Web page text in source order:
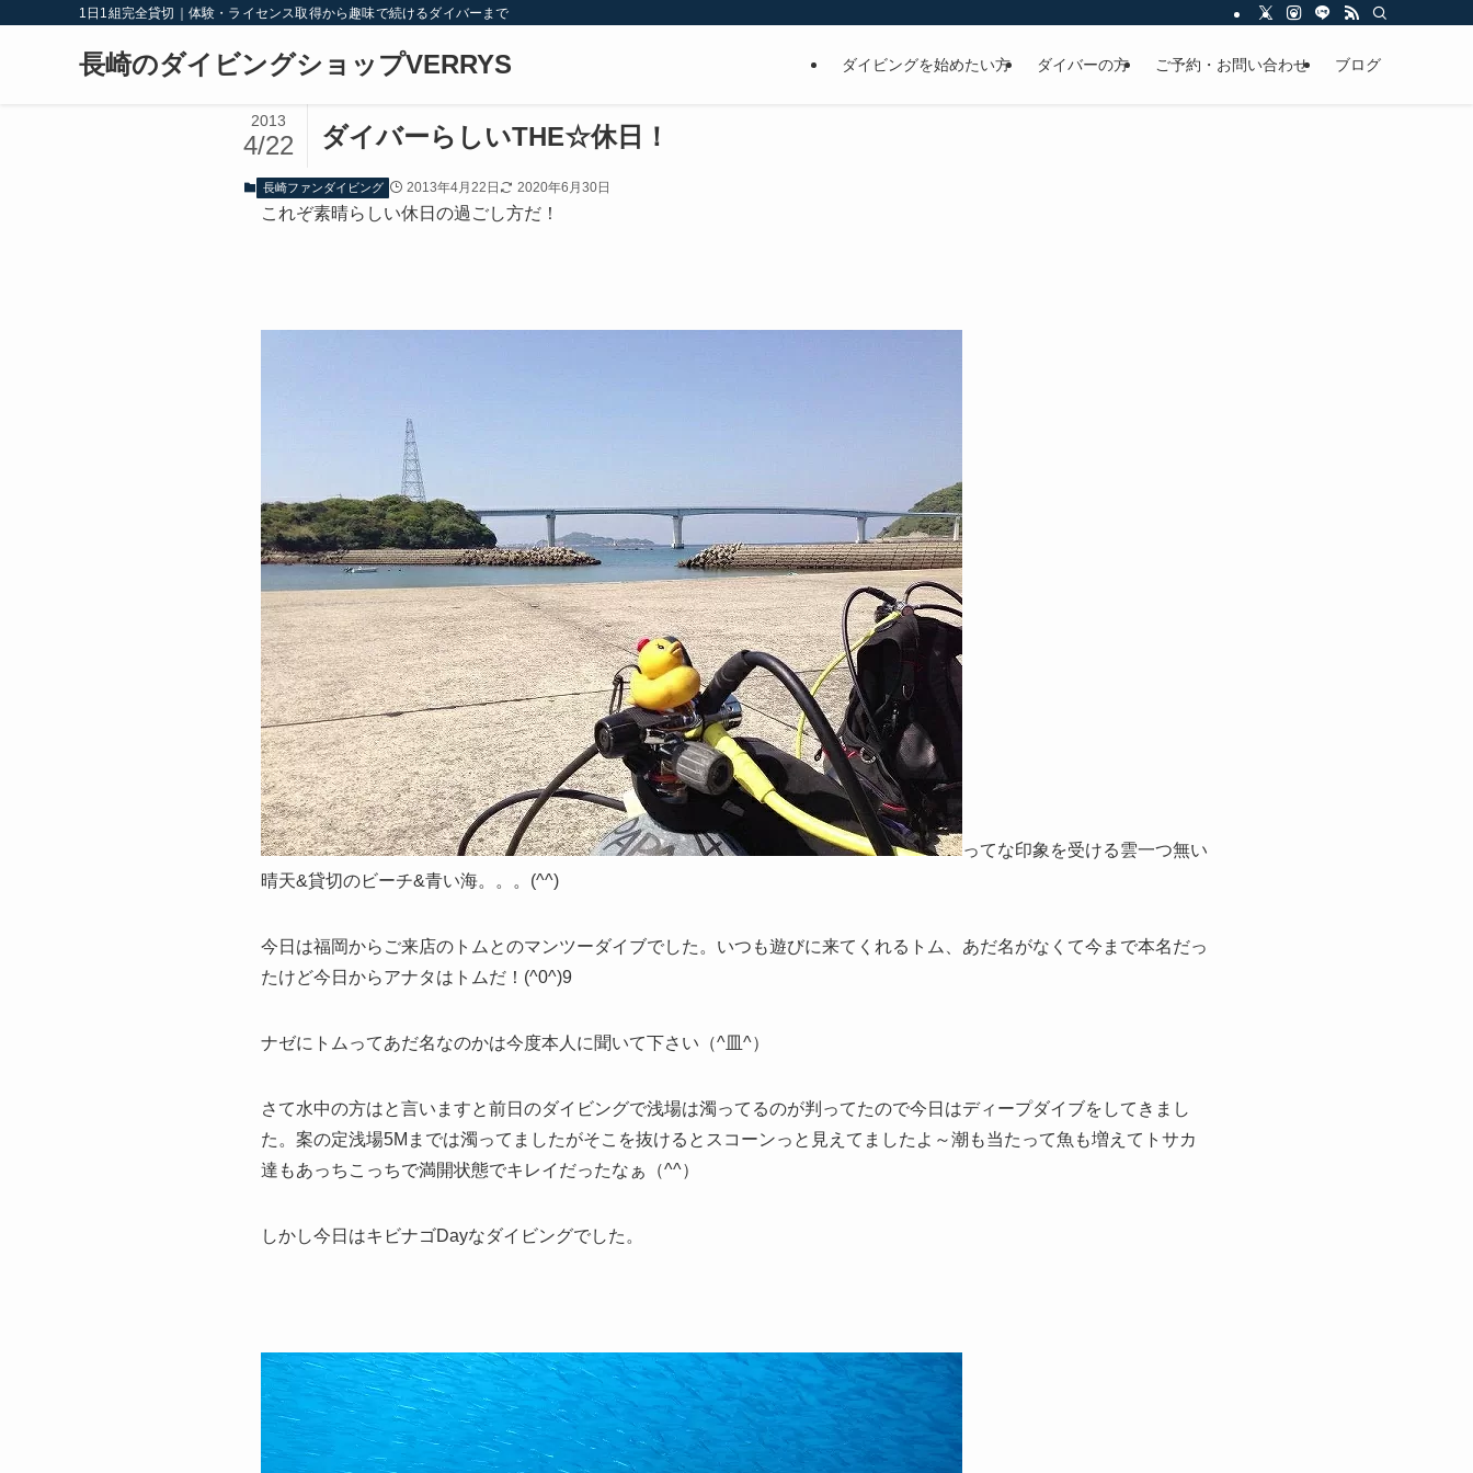
1日1組完全貸切｜体験・ライセンス取得から趣味で続けるダイバーまで
長崎のダイビングショップVERRYS ダイビングを始めたい方 ダイバーの方 ご予約・お問い合わせ ブログ
ダイバーらしいTHE☆休日！
2013
4/22
長崎ファンダイビング 2013年4月22日 2020年6月30日
これぞ素晴らしい休日の過ごし方だ！
ってな印象を受ける雲一つ無い
晴天&貸切のビーチ&青い海。。。(^^)
今日は福岡からご来店のトムとのマンツーダイブでした。いつも遊びに来てくれるトム、あだ名がなくて今まで本名だっ
たけど今日からアナタはトムだ！(^0^)9
ナゼにトムってあだ名なのかは今度本人に聞いて下さい（^皿^）
さて水中の方はと言いますと前日のダイビングで浅場は濁ってるのが判ってたので今日はディープダイブをしてきまし
た。案の定浅場5Mまでは濁ってましたがそこを抜けるとスコーンっと見えてましたよ～潮も当たって魚も増えてトサカ
達もあっちこっちで満開状態でキレイだったなぁ（^^）
しかし今日はキビナゴDayなダイビングでした。